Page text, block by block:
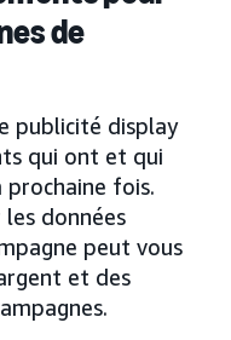
de
publicité display
qui ont et qui
fois.
données
peut vous
et des